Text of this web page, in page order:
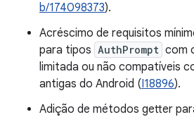
b/174098373).
Acréscimo de requisitos
para tipos AuthPrompt com
limitada ou não compatíveis
antigas do Android (I18896).
Adição de métodos getter